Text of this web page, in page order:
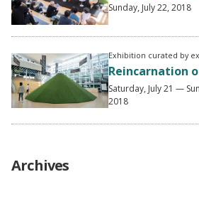
Sunday, July 22, 2018
Exhibition curated by
Reincarnation
Saturday, July 21 —
2018
Archives